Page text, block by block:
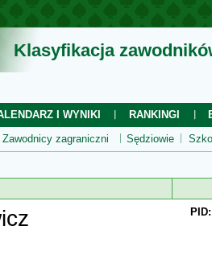
Klasyfikacja
I WYNIKI RANKINGI
Zawodnicy zagraniczni Sędziowie